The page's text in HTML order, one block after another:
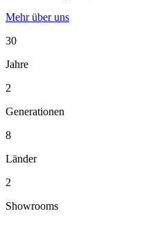
Mehr über uns
30
Jahre
2
Generationen
8
Länder
2
Showrooms